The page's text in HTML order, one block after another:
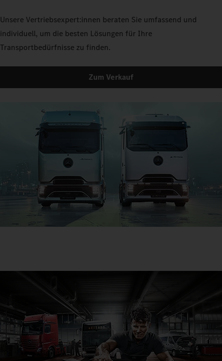
Unsere Vertriebsexpert:innen beraten Sie umfassend und
individuell, um die besten Lösungen für Ihre
Transportbedürfnisse zu finden.
Zum Verkauf